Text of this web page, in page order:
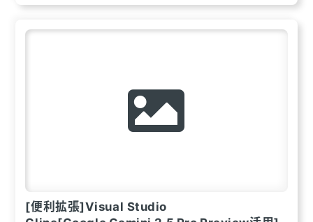
[便利拡張]Visual Studio